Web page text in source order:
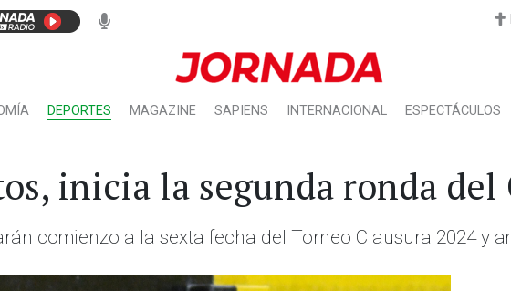
DEPORTES MAGAZINE SAPIENS INTERNACIONAL ESPECTÁCULOS
inicia la segunda ronda del
comienzo a la sexta fecha del Torneo Clausura 2024 y